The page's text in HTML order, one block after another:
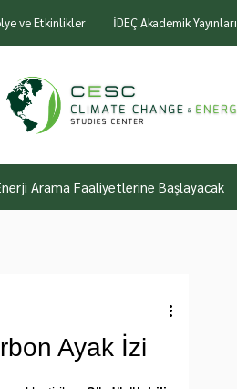
ve Etkinlikler İDEÇ Akademik Yayınları
Arama Faaliyetlerine Başlayacak
Ayak İzi